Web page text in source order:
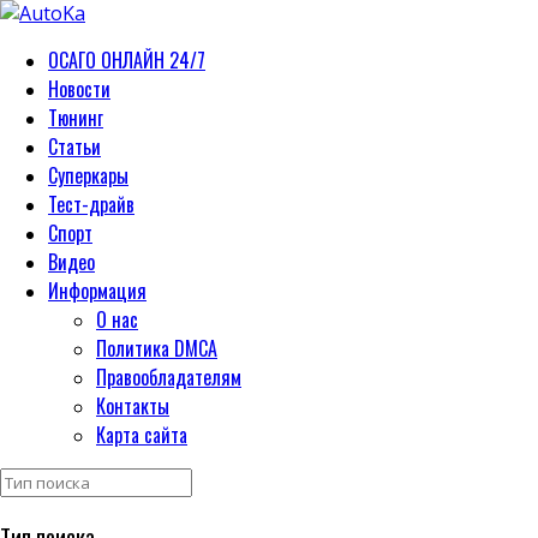
ОСАГО ОНЛАЙН 24/7
Новости
Тюнинг
Статьи
Суперкары
Тест-драйв
Спорт
Видео
Информация
О нас
Политика DMCA
Правообладателям
Контакты
Карта сайта